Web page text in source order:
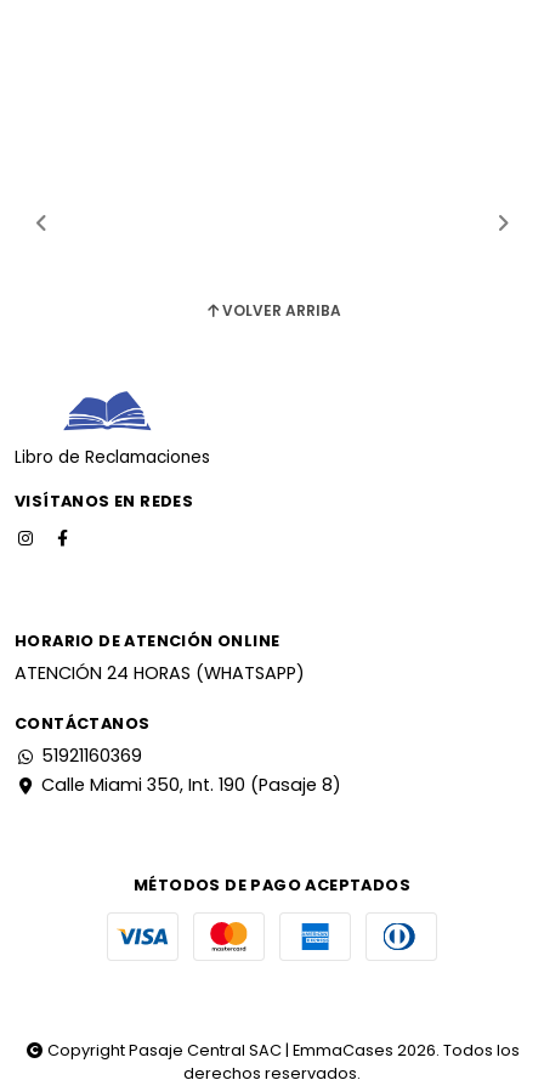
VOLVER ARRIBA
Libro de Reclamaciones
VISÍTANOS EN REDES
HORARIO DE ATENCIÓN ONLINE
ATENCIÓN 24 HORAS (WHATSAPP)
CONTÁCTANOS
51921160369
Calle Miami 350, Int. 190 (Pasaje 8)
MÉTODOS DE PAGO ACEPTADOS
Copyright Pasaje Central SAC | EmmaCases 2026. Todos los
derechos reservados.